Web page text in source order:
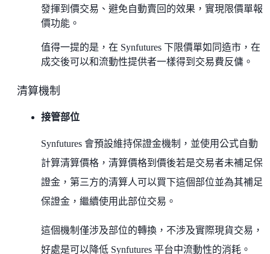
發揮到價交易、避免自動賣回的效果，實現限價單報
價功能。
值得一提的是，在 Synfutures 下限價單如同造市，在
成交後可以和流動性提供者一樣得到交易費反傭。
清算機制
接管部位
Synfutures 會預設維持保證金機制，並使用公式自動
計算清算價格，清算價格到價後若是交易者未補足保
證金，第三方的清算人可以買下這個部位並為其補足
保證金，繼續使用此部位交易。
這個機制僅涉及部位的轉換，不涉及實際現貨交易，
好處是可以降低 Synfutures 平台中流動性的消耗。